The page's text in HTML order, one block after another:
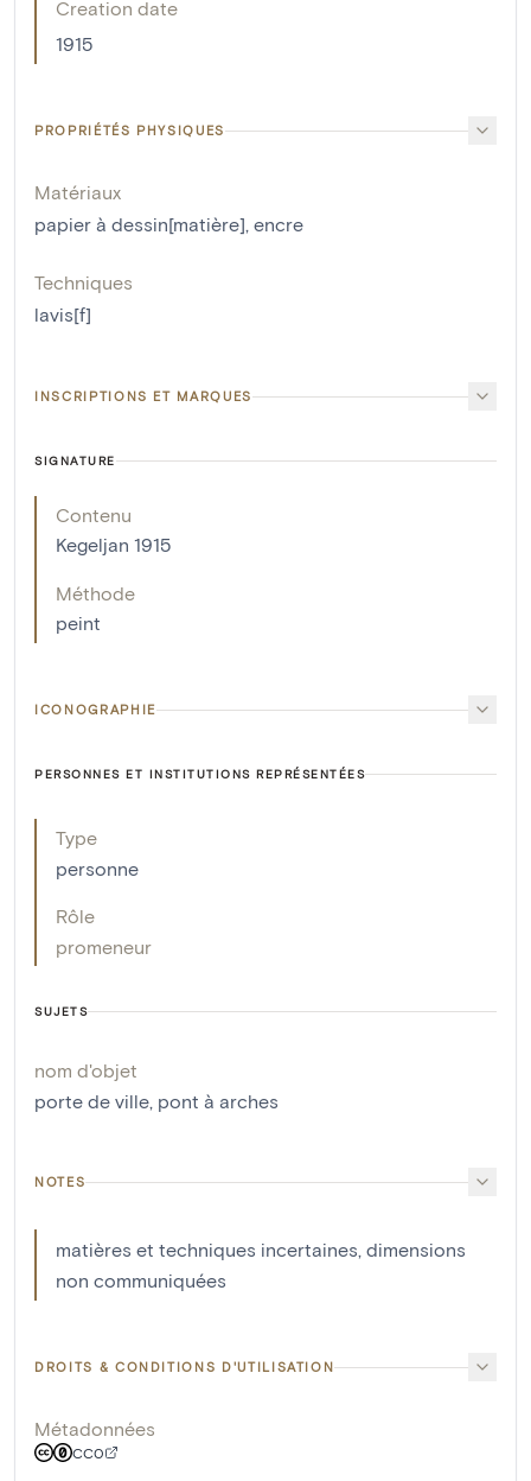
Creation date
1915
PROPRIÉTÉS PHYSIQUES
Matériaux
papier à dessin[matière], encre
Techniques
lavis[f]
INSCRIPTIONS ET MARQUES
SIGNATURE
Contenu
Kegeljan 1915
Méthode
peint
ICONOGRAPHIE
PERSONNES ET INSTITUTIONS REPRÉSENTÉES
Type
personne
Rôle
promeneur
SUJETS
nom d'objet
porte de ville, pont à arches
NOTES
matières et techniques incertaines, dimensions
non communiquées
DROITS & CONDITIONS D'UTILISATION
Métadonnées
CC0